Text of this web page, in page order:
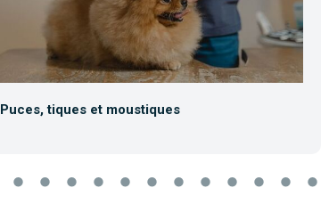
Puces, tiques et moustiques